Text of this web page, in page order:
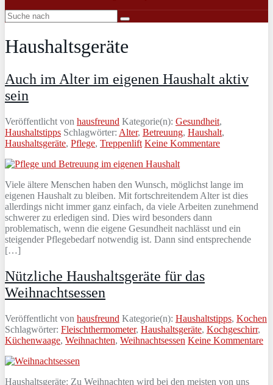
Haushaltsgeräte
Auch im Alter im eigenen Haushalt aktiv
sein
Veröffentlicht von hausfreund Kategorie(n): Gesundheit,
Haushaltstipps Schlagwörter: Alter, Betreuung, Haushalt,
Haushaltsgeräte, Pflege, Treppenlift Keine Kommentare
Viele ältere Menschen haben den Wunsch, möglichst lange im
eigenen Haushalt zu bleiben. Mit fortschreitendem Alter ist dies
allerdings nicht immer ganz einfach, da viele Arbeiten zunehmend
schwerer zu erledigen sind. Dies wird besonders dann
problematisch, wenn die eigene Gesundheit nachlässt und ein
steigender Pflegebedarf notwendig ist. Dann sind entsprechende
[…]
Nützliche Haushaltsgeräte für das
Weihnachtsessen
Veröffentlicht von hausfreund Kategorie(n): Haushaltstipps, Kochen
Schlagwörter: Fleischthermometer, Haushaltsgeräte, Kochgeschirr,
Küchenwaage, Weihnachten, Weihnachtsessen Keine Kommentare
Haushaltsgeräte: Zu Weihnachten wird bei den meisten von uns